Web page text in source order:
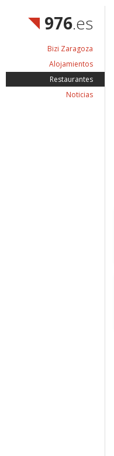
976.es
Bizi Zaragoza
Alojamientos
Restaurantes
Noticias